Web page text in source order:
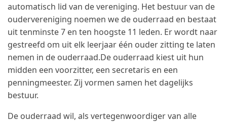
automatisch lid van de vereniging. Het bestuur van de
oudervereniging noemen we de ouderraad en bestaat
uit tenminste 7 en ten hoogste 11 leden. Er wordt naar
gestreefd om uit elk leerjaar één ouder zitting te laten
nemen in de ouderraad.De ouderraad kiest uit hun
midden een voorzitter, een secretaris en een
penningmeester. Zij vormen samen het dagelijks
bestuur.
De ouderraad wil, als vertegenwoordiger van alle